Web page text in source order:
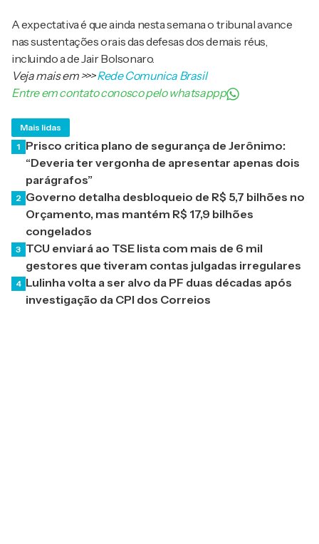
A expectativa é que ainda nesta semana o tribunal avance
nas sustentações orais das defesas dos demais réus,
incluindo a de Jair Bolsonaro.
Veja mais em>>>Rede Comunica Brasil
Entre em contato conosco pelo whatsappp
Mais lidas
1 Prisco critica plano de segurança de Jerônimo:
“Deveria ter vergonha de apresentar apenas dois
parágrafos”
2 Governo detalha desbloqueio de R$ 5,7 bilhões no
Orçamento, mas mantém R$ 17,9 bilhões
congelados
3 TCU enviará ao TSE lista com mais de 6 mil
gestores que tiveram contas julgadas irregulares
4 Lulinha volta a ser alvo da PF duas décadas após
investigação da CPI dos Correios